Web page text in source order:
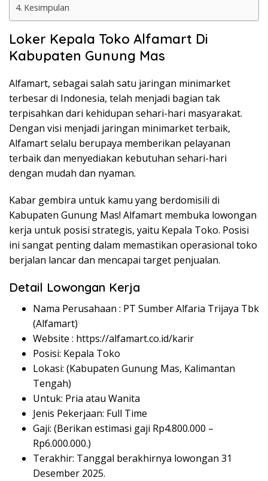
Kesimpulan
Loker Kepala Toko Alfamart Di
Kabupaten Gunung Mas
Alfamart, sebagai salah satu jaringan minimarket
terbesar di Indonesia, telah menjadi bagian tak
terpisahkan dari kehidupan sehari-hari masyarakat.
Dengan visi menjadi jaringan minimarket terbaik,
Alfamart selalu berupaya memberikan pelayanan
terbaik dan menyediakan kebutuhan sehari-hari
dengan mudah dan nyaman.
Kabar gembira untuk kamu yang berdomisili di
Kabupaten Gunung Mas! Alfamart membuka lowongan
kerja untuk posisi strategis, yaitu Kepala Toko. Posisi
ini sangat penting dalam memastikan operasional toko
berjalan lancar dan mencapai target penjualan.
Detail Lowongan Kerja
Nama Perusahaan : PT Sumber Alfaria Trijaya Tbk
(Alfamart)
Website : https://alfamart.co.id/karir
Posisi: Kepala Toko
Lokasi: (Kabupaten Gunung Mas, Kalimantan
Tengah)
Untuk: Pria atau Wanita
Jenis Pekerjaan: Full Time
Gaji: (Berikan estimasi gaji Rp4.800.000 –
Rp6.000.000.)
Terakhir: Tanggal berakhirnya lowongan 31
Desember 2025.